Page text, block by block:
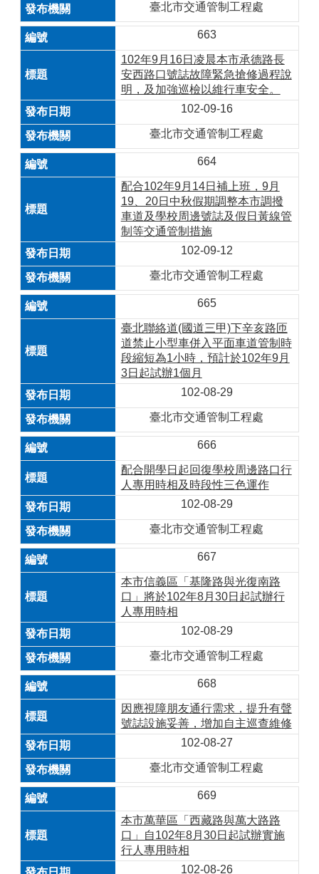
臺北市交通管制工程處
663
102年9月16日凌晨本市承德路長
安西路口號誌故障緊急搶修過程說
明，及加強巡檢以維行車安全。
102-09-16
臺北市交通管制工程處
664
配合102年9月14日補上班，9月
19、20日中秋假期調整本市調撥
車道及學校周邊號誌及假日黃線管
制等交通管制措施
102-09-12
臺北市交通管制工程處
665
臺北聯絡道(國道三甲)下辛亥路匝
道禁止小型車併入平面車道管制時
段縮短為1小時，預計於102年9月
3日起試辦1個月
102-08-29
臺北市交通管制工程處
666
配合開學日起回復學校周邊路口行
人專用時相及時段性三色運作
102-08-29
臺北市交通管制工程處
667
本市信義區「基隆路與光復南路
口」將於102年8月30日起試辦行
人專用時相
102-08-29
臺北市交通管制工程處
668
因應視障朋友通行需求，提升有聲
號誌設施妥善，增加自主巡查維修
102-08-27
臺北市交通管制工程處
669
本市萬華區「西藏路與萬大路路
口」自102年8月30日起試辦實施
行人專用時相
102-08-26